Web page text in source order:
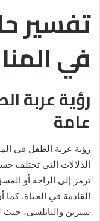
تفسير
في
رؤية عربة
عامة
رؤية عربة الطفل في
الدلالات التي تختلف
ترمز إلى الراحة أو
القادمة في الحياة.
سيرين والنابلسي، حيث